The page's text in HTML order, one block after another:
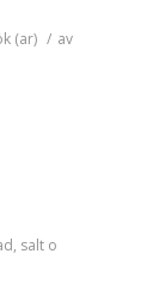
(ar) / av
, salt o